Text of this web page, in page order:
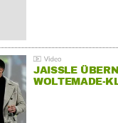
JAISSLE
WOLTEMADE-